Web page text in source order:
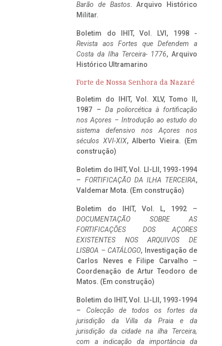
Barão de Bastos. Arquivo Histórico
Militar.
Boletim do IHIT, Vol. LVI, 1998 -
Revista aos Fortes que Defendem a
Costa da Ilha Terceira- 1776, Arquivo
Histórico Ultramarino
Forte de Nossa Senhora da Nazaré
Boletim do IHIT, Vol. XLV, Tomo II,
1987 – Da poliorcética à fortificação
nos Açores – Introdução ao estudo do
sistema defensivo nos Açores nos
séculos XVI-XIX, Alberto Vieira. (Em
construção)
Boletim do IHIT, Vol. LI-LII, 1993-1994
– FORTIFICAÇÃO DA ILHA TERCEIRA,
Valdemar Mota. (Em construção)
Boletim do IHIT, Vol. L, 1992 –
DOCUMENTAÇÃO SOBRE AS
FORTIFICAÇÕES DOS AÇORES
EXISTENTES NOS ARQUIVOS DE
LISBOA – CATÁLOGO, Investigação de
Carlos Neves e Filipe Carvalho –
Coordenação de Artur Teodoro de
Matos. (Em construção)
Boletim do IHIT, Vol. LI-LII, 1993-1994
– Colecção de todos os fortes da
jurisdição da Villa da Praia e da
jurisdição da cidade na ilha Terceira,
com a indicação da importância da